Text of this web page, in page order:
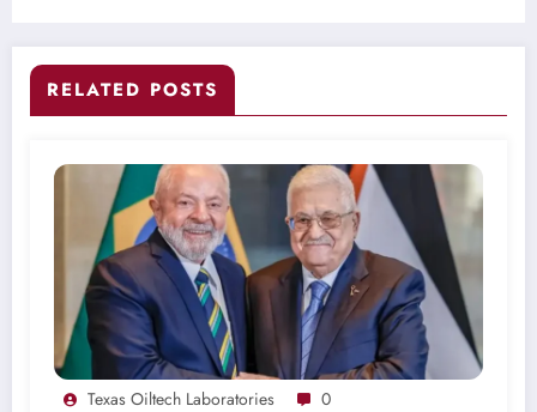
RELATED POSTS
Texas Oiltech Laboratories 0